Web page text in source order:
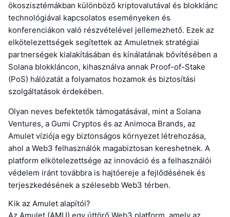
ökoszisztémákban különböző kriptovalutával és blokklánc
technológiával kapcsolatos eseményeken és
konferenciákon való részvételével jellemezhető. Ezek az
elkötelezettségek segítettek az Amuletnek stratégiai
partnerségek kialakításában és kínálatának bővítésében a
Solana blokkláncon, kihasználva annak Proof-of-Stake
(PoS) hálózatát a folyamatos hozamok és biztosítási
szolgáltatások érdekében.
Olyan neves befektetők támogatásával, mint a Solana
Ventures, a Gumi Cryptos és az Animoca Brands, az
Amulet víziója egy biztonságos környezet létrehozása,
ahol a Web3 felhasználók magabiztosan kereshetnek. A
platform elkötelezettsége az innováció és a felhasználói
védelem iránt továbbra is hajtóereje a fejlődésének és
terjeszkedésének a szélesebb Web3 térben.
Kik az Amulet alapítói?